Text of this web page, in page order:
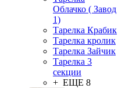
Облачко ( Завод
1)
Тарелка Крабик
Тарелка кролик
Тарелка Зайчик
Тарелка 3
секции
+ ЕЩЕ 8